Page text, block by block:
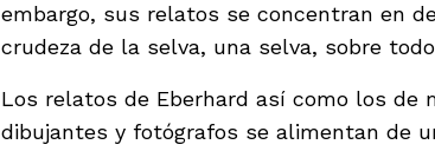
embargo, sus relatos se concentran en
crudeza de la selva, una selva, sobre
Los relatos de Eberhard así como los de
dibujantes y fotógrafos se alimentan de